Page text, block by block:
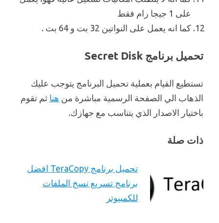
على 1 جيجا رام فقط
كما انه يعمل على النواتين 32 بت و 64 بت .
تحميل برنامج Secret Disk
تستطيع القيام بعملية تحميل البرنامج يتوجب عليك
الذهاب الي الصفحة الرسمية مباشرة من هنا ثم تقوم
باختيار الاصدار الذي يتناسب مع جهازك.
ذات صلة
تحميل برنامج TeraCopy افضل
برنامج تسريع نسخ الملفات
للكمبيوتر